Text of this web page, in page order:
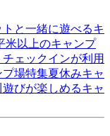
トと一緒に遊べるキ
米以上のキャンプ
チェックインが利用
プ場特集夏休みキャ
遊びが楽しめるキャ